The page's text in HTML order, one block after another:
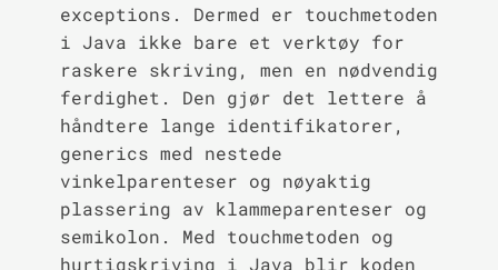
exceptions. Dermed er touchmetoden
i Java ikke bare et verktøy for
raskere skriving, men en nødvendig
ferdighet. Den gjør det lettere å
håndtere lange identifikatorer,
generics med nestede
vinkelparenteser og nøyaktig
plassering av klammeparenteser og
semikolon. Med touchmetoden og
hurtigskriving i Java blir koden